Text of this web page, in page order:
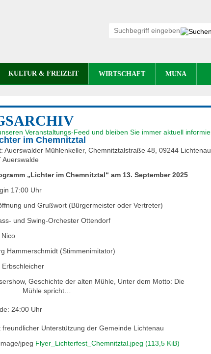
KULTUR & FREIZEIT WIRTSCHAFT MUNA
im Chemnitztal
Auerswalder Mühlenkeller, Chemnitztalstraße 48, 09244 Lichtenau
Auerswalde
„Lichter im Chemnitztal“ am 13. September 2025
17:00 Uhr
und Grußwort (Bürgermeister oder Vertreter)
und Swing-Orchester Ottendorf
Nico
Hammerschmidt (Stimmenimitator)
Erbschleicher
Geschichte der alten Mühle, Unter dem Motto: Die
spricht…
24:00 Uhr
freundlicher Unterstützung der Gemeinde Lichtenau
Flyer_Lichterfest_Chemnitztal.jpeg (113,5 KiB)